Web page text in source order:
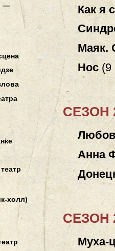
Как я
Маяк.
Нос (9
СЕЗОН
Анна
СЕЗОН
Муха-
—
холл)